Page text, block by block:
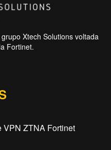
Xtech Solutions voltada
Fortinet.
VPN ZTNA Fortinet